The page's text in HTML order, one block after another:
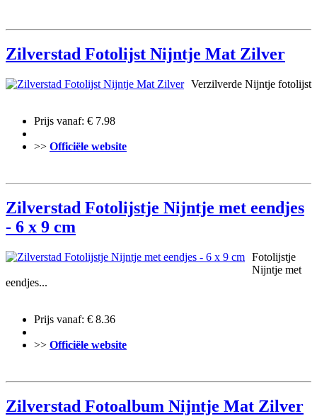
Zilverstad Fotolijst Nijntje Mat Zilver
Verzilverde Nijntje fotolijst
Prijs vanaf: € 7.98
>> Officiële website
Zilverstad Fotolijstje Nijntje met eendjes
- 6 x 9 cm
Fotolijstje
Nijntje met
eendjes...
Prijs vanaf: € 8.36
>> Officiële website
Zilverstad Fotoalbum Nijntje Mat Zilver